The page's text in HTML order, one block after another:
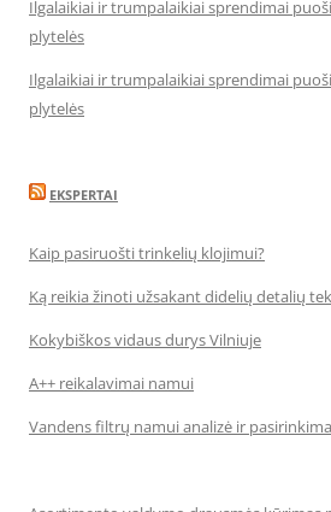
Ilgalaikiai ir trumpalaikiai sprendimai
plytelės
Ilgalaikiai ir trumpalaikiai sprendimai
plytelės
EKSPERTAI
Kaip pasiruošti trinkelių klojimui?
Ką reikia žinoti užsakant didelių detalių
Kokybiškos vidaus durys Vilniuje
A++ reikalavimai namui
Vandens filtrų namui analizė ir